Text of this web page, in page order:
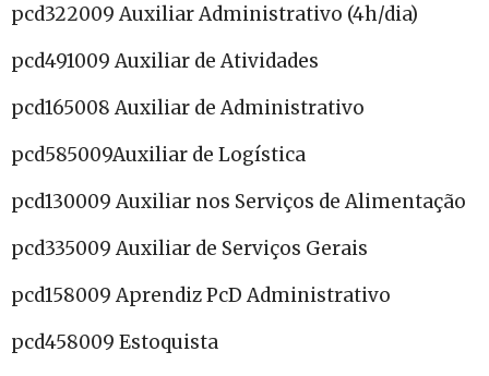
pcd322009 Auxiliar Administrativo (4h/dia)
pcd491009 Auxiliar de Atividades
pcd165008 Auxiliar de Administrativo
pcd585009Auxiliar de Logística
pcd130009 Auxiliar nos Serviços de Alimentação
pcd335009 Auxiliar de Serviços Gerais
pcd158009 Aprendiz PcD Administrativo
pcd458009 Estoquista